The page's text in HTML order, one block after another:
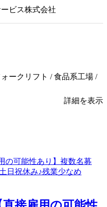
ビス株式会社
ークリフト / 食品系工場 /
詳細を表示